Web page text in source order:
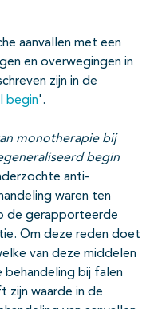
aanvallen met een
en overwegingen in
zijn in de
begin'.
monotherapie bij
begin
anti-
waren ten
de gerapporteerde
Om deze reden doet
van deze middelen
bij falen
zijn waarde in de